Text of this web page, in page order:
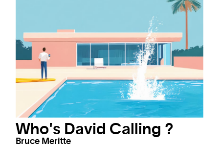
Who's David Calling ?
Bruce Meritte